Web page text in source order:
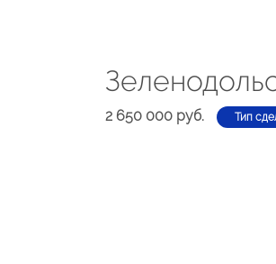
2 650 000 руб. Тип